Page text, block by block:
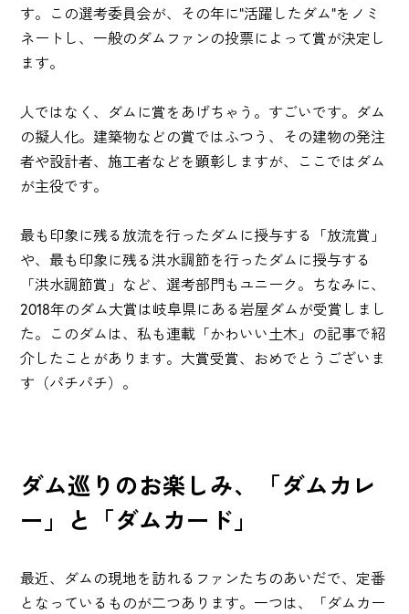
す。この選考委員会が、その年に"活躍したダム"をノミ
ネートし、一般のダムファンの投票によって賞が決定し
ます。
人ではなく、ダムに賞をあげちゃう。すごいです。ダム
の擬人化。建築物などの賞ではふつう、その建物の発注
者や設計者、施工者などを顕彰しますが、ここではダム
が主役です。
最も印象に残る放流を行ったダムに授与する「放流賞」
や、最も印象に残る洪水調節を行ったダムに授与する
「洪水調節賞」など、選考部門もユニーク。ちなみに、
2018年のダム大賞は岐阜県にある岩屋ダムが受賞しまし
た。
このダムは、私も連載「かわいい土木」の記事で紹
介したことがあります。 大賞受賞、おめでとうございま
す（パチパチ）。
ダム巡りのお楽しみ、「ダムカレ
ー」と「ダムカード」
最近、ダムの現地を訪れるファンたちのあいだで、定番
となっているものが二つあります。一つは、「ダムカー